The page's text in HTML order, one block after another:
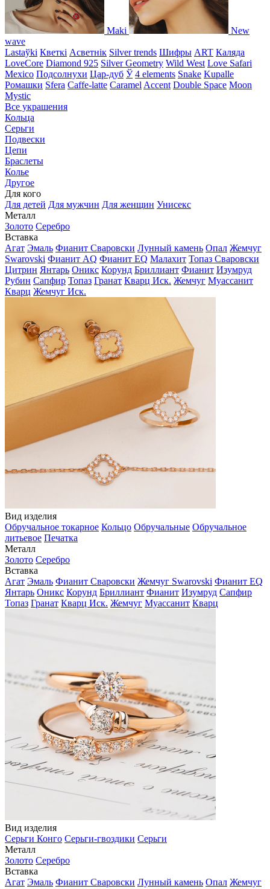
Maki
New
wave
Lastaўki Кветкі Асветнiк Silver trends Шифры ART Каляда
LoveCore Diamond 925 Silver Geometry Wild West Love Safari
Mexico Подсолнухи Цар-дуб Ў 4 elements Snake Kupalle
Ромашки Sfera Caffe-latte Caramel Accent Double Space Moon
Mystic
Все украшения
Кольца
Серьги
Подвески
Цепи
Браслеты
Колье
Другое
Для кого
Для детей Для мужчин Для женщин Унисекс
Металл
Золото Серебро
Вставка
Агат Эмаль Фианит Сваровски Лунный камень Опал Жемчуг
Swarovski Фианит AQ Фианит EQ Малахит Топаз Сваровски
Цитрин Янтарь Оникс Корунд Бриллиант Фианит Изумруд
Рубин Сапфир Топаз Гранат Кварц Иск. Жемчуг Муассанит
Кварц Жемчуг Иск.
Вид изделия
Обручальное токарное Кольцо Обручальные Обручальное
литьевое Печатка
Металл
Золото Серебро
Вставка
Агат Эмаль Фианит Сваровски Жемчуг Swarovski Фианит EQ
Янтарь Оникс Корунд Бриллиант Фианит Изумруд Сапфир
Топаз Гранат Кварц Иск. Жемчуг Муассанит Кварц
Вид изделия
Серьги Конго Серьги-гвоздики Серьги
Металл
Золото Серебро
Вставка
Агат Эмаль Фианит Сваровски Лунный камень Опал Жемчуг